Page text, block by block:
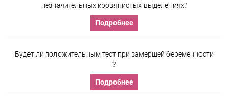
незначительных кровянистых выделениях?
Подробнее
Будет ли положительным тест при замершей беременности
?
Подробнее